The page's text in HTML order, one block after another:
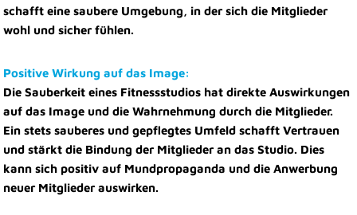
schafft eine saubere Umgebung, in der sich die Mitglieder
wohl und sicher fühlen.
Positive Wirkung auf das Image:
Die Sauberkeit eines Fitnessstudios hat direkte Auswirkungen
auf das Image und die Wahrnehmung durch die Mitglieder.
Ein stets sauberes und gepflegtes Umfeld schafft Vertrauen
und stärkt die Bindung der Mitglieder an das Studio. Dies
kann sich positiv auf Mundpropaganda und die Anwerbung
neuer Mitglieder auswirken.